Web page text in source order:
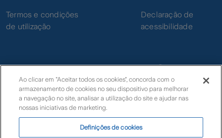
Termos e condições
de utilização
Declaração de
acessibilidade
© Zurich
Ao clicar em "Aceitar todos os cookies", concorda com o
armazenamento de cookies no seu dispositivo para melhorar
a navegação no site, analisar a utilização do site e ajudar nas
nossas iniciativas de marketing.
Definições de cookies